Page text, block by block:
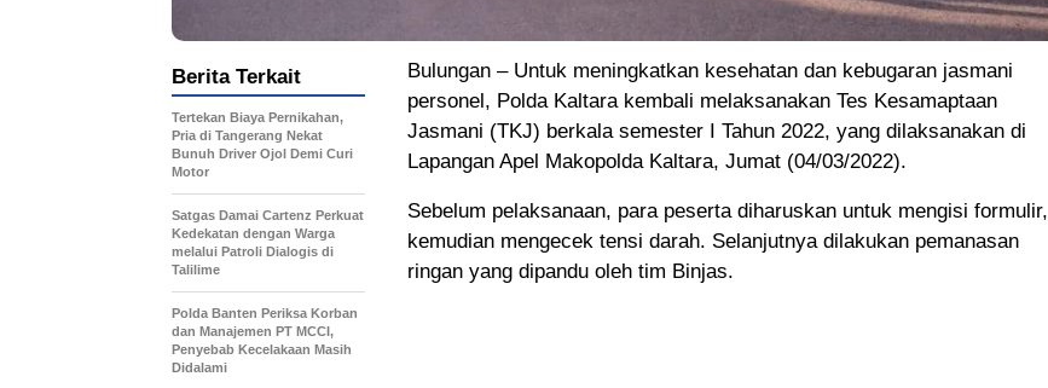
Bulungan – Untuk meningkatkan kesehatan dan kebugaran jasmani
personel, Polda Kaltara kembali melaksanakan Tes Kesamaptaan
Jasmani (TKJ) berkala semester I Tahun 2022, yang dilaksanakan di
Lapangan Apel Makopolda Kaltara, Jumat (04/03/2022).
Sebelum pelaksanaan, para peserta diharuskan untuk mengisi formulir,
kemudian mengecek tensi darah. Selanjutnya dilakukan pemanasan
ringan yang dipandu oleh tim Binjas.
Berita Terkait
Tertekan Biaya Pernikahan,
Pria di Tangerang Nekat
Bunuh Driver Ojol Demi Curi
Motor
Satgas Damai Cartenz Perkuat
Kedekatan dengan Warga
melalui Patroli Dialogis di
Talilime
Polda Banten Periksa Korban
dan Manajemen PT MCCI,
Penyebab Kecelakaan Masih
Didalami